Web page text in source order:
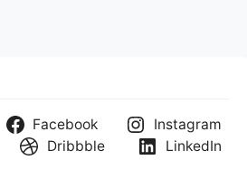
Facebook
Instagram
Dribbble LinkedIn